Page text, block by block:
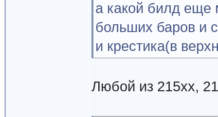
а какой билд еще
больших баров и
и крестика(в
Любой из 215xx,